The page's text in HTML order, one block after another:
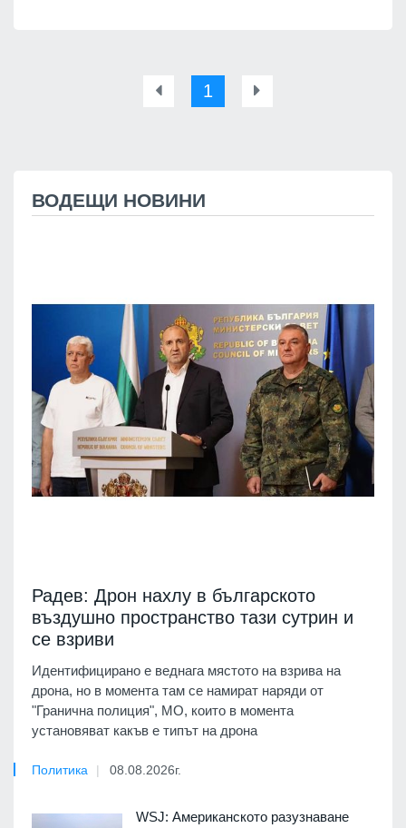
1
ВОДЕЩИ НОВИНИ
Радев: Дрон нахлу в българското
въздушно пространство тази сутрин и
се взриви
Идентифицирано е веднага мястото на взрива на
дрона, но в момента там се намират наряди от
"Гранична полиция", МО, които в момента
установяват какъв е типът на дрона
Политика 08.08.2026г.
WSJ: Американското разузнаване